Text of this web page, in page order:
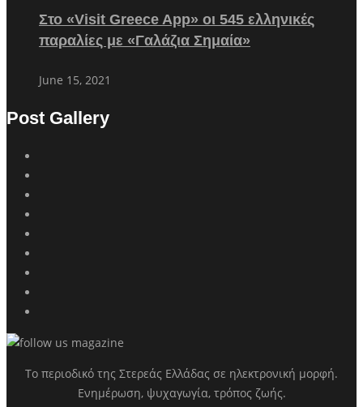
Στο «Visit Greece App» οι 545 ελληνικές
παραλίες με «Γαλάζια Σημαία»
June 15, 2021
Post Gallery
Το περιοδικό της Στερεάς Ελλάδας σε ηλεκτρονική μορφή.
Ενημέρωση, ψυχαγωγία, τρόπος ζωής.